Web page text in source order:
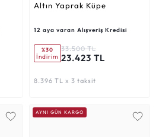
Altın Yaprak Küpe
12 aya varan Alışveriş Kredisi
%30
İndirim
33.500 TL
23.423 TL
8.396 TL x 3 taksit
AYNI GÜN KARGO